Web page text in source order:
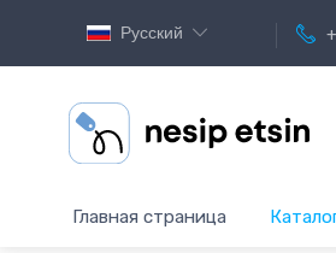
Русский
Главная страница